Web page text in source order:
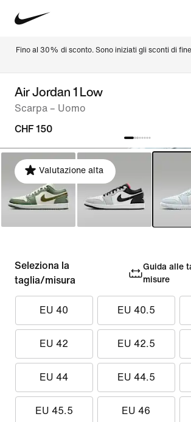
Fino al 30% di sconto. Sono iniziati gli sconti di
Air Jordan 1 Low
Scarpa – Uomo
CHF 150
Valutazione alta
Seleziona la
taglia/misura
Guida alle
misure
EU 40 EU 40.5
EU 42 EU 42.5
EU 44 EU 44.5
EU 45.5 EU 46